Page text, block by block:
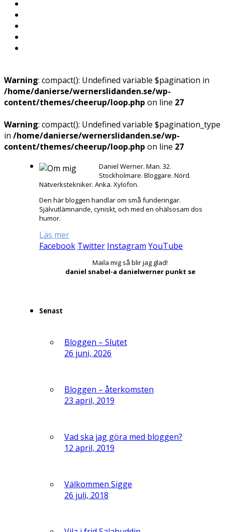
Warning: compact(): Undefined variable $pagination in
/home/danierse/wernerslidanden.se/wp-
content/themes/cheerup/loop.php on line 27
Warning: compact(): Undefined variable $pagination_type
in /home/danierse/wernerslidanden.se/wp-
content/themes/cheerup/loop.php on line 27
Daniel Werner. Man. 32.
Stockholmare. Bloggare. Nörd.
Nätverkstekniker. Anka. Xylofon.
Den här bloggen handlar om små funderingar.
Självutlämnande, cyniskt, och med en ohälsosam dos
humor.
Läs mer
Facebook Twitter Instagram YouTube
Maila mig så blir jag glad!
daniel snabel-a danielwerner punkt se
Senast
Bloggen – Slutet
26 juni, 2026
Bloggen – återkomsten
23 april, 2019
Vad ska jag göra med bloggen?
12 april, 2019
Välkommen Sigge
26 juli, 2018